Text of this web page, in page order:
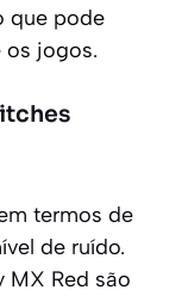
que pode
os jogos.
termos de
de ruído.
MX Red são